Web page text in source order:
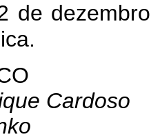
de
Cardoso